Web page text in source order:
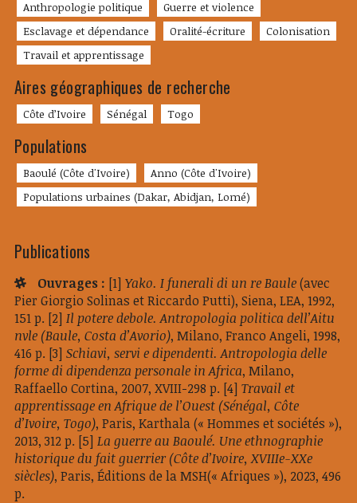
Anthropologie politique
Guerre et violence
Esclavage et dépendance
Oralité-écriture
Colonisation
Travail et apprentissage
Aires géographiques de recherche
Côte d’Ivoire Sénégal Togo
Populations
Baoulé (Côte d'Ivoire)
Anno (Côte d'Ivoire)
Populations urbaines (Dakar, Abidjan, Lomé)
Publications
Ouvrages : [1] Yako. I funerali di un re Baule(avec
Pier Giorgio Solinas et Riccardo Putti), Siena, LEA, 1992,
151 p. [2] Il potere debole. Antropologia politica dell’Aitu
nvle (Baule, Costa d’Avorio), Milano, Franco Angeli, 1998,
416 p. [3] Schiavi, servi e dipendenti. Antropologia delle
forme di dipendenza personale in Africa, Milano,
Raffaello Cortina, 2007, XVIII-298 p. [4] Travail et
apprentissage en Afrique de l’Ouest (Sénégal, Côte
d’Ivoire, Togo), Paris, Karthala (« Hommes et sociétés »),
2013, 312 p. [5] La guerre au Baoulé. Une ethnographie
historique du fait guerrier (Côte d’Ivoire, XVIIIe-XXe
siècles), Paris, Éditions de la MSH(« Afriques »), 2023, 496
p.